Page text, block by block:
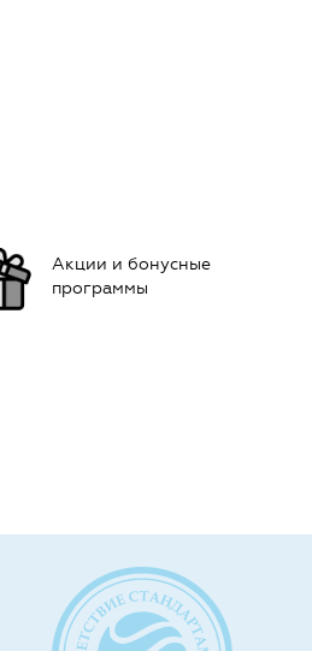
Акции и бонусные
программы